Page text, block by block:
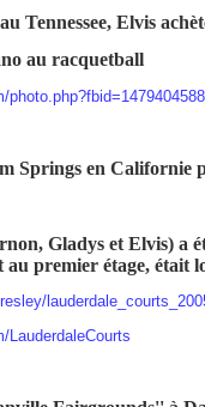
Tennessee, Elvis
au racquetball
Springs en Californie
Gladys et Elvis) a
au premier étage, était
LauderdaleCourts